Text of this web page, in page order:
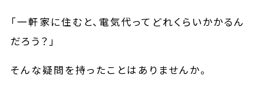
「一軒家に住むと、電気代ってどれくらいかかるん
だろう？」
そんな疑問を持ったことはありませんか。